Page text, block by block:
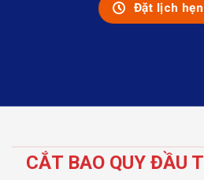
Đặt lịch
CẮT BAO QUY ĐẦU